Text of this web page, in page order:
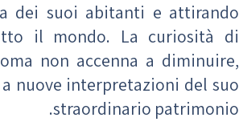
dei suoi abitanti e attirando
il mondo. La curiosità di
non accenna a diminuire,
nuove interpretazioni del suo
straordinario patrimonio.